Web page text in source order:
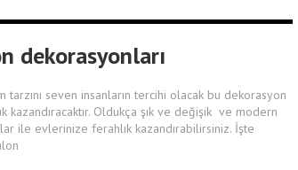
dekorasyonları
tarzını seven insanların tercihi olacak bu dekorasyon
kazandıracaktır. Oldukça şık ve değişik ve modern
ile evlerinize ferahlık kazandırabilirsiniz. İşte